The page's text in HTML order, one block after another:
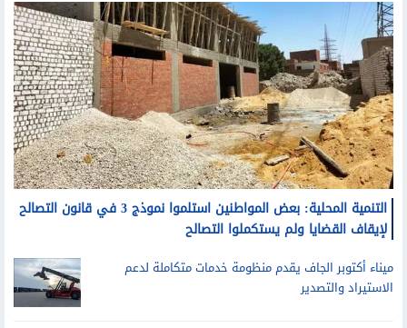
التنمية المحلية: بعض المواطنين استلموا نموذج 3 في قانون التصالح
لإيقاف القضايا ولم يستكملوا التصالح
ميناء أكتوبر الجاف يقدم منظومة خدمات متكاملة لدعم
الاستيراد والتصدير